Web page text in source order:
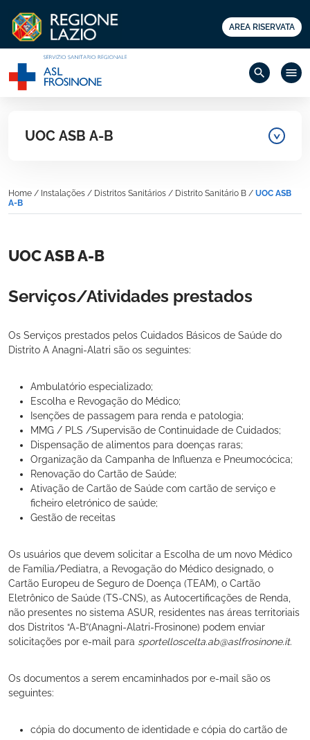
AREA RISERVATA
search menu
UOC ASB A-B
Home / Instalações / Distritos Sanitários / Distrito Sanitário B / UOC ASB
A-B
UOC ASB A-B
Serviços/Atividades prestados
Os Serviços prestados pelos Cuidados Básicos de Saúde do
Distrito A Anagni-Alatri são os seguintes:
Ambulatório especializado;
Escolha e Revogação do Médico;
Isenções de passagem para renda e patologia;
MMG / PLS /Supervisão de Continuidade de Cuidados;
Dispensação de alimentos para doenças raras;
Organização da Campanha de Influenza e Pneumocócica;
Renovação do Cartão de Saúde;
Ativação de Cartão de Saúde com cartão de serviço e
ficheiro eletrónico de saúde;
Gestão de receitas
Os usuários que devem solicitar a Escolha de um novo Médico
de Família/Pediatra, a Revogação do Médico designado, o
Cartão Europeu de Seguro de Doença (TEAM), o Cartão
Eletrônico de Saúde (TS-CNS), as Autocertificações de Renda,
não presentes no sistema ASUR, residentes nas áreas territoriais
dos Distritos “A-B”(Anagni-Alatri-Frosinone) podem enviar
solicitações por e-mail para sportelloscelta.ab@aslfrosinone.it.
Os documentos a serem encaminhados por e-mail são os
seguintes:
cópia do documento de identidade e cópia do cartão de